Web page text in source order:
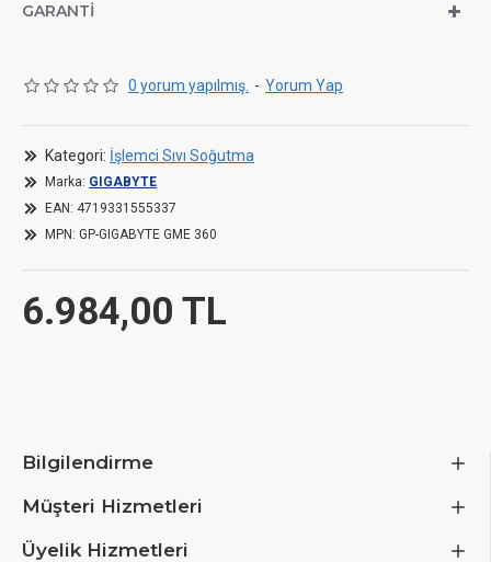
Size, mm :
GARANTI
0 yorum yapılmış. - Yorum Yap
6.984,00 TL
Kategori: İşlemci Sıvı Soğutma
Marka: GIGABYTE
EAN: 4719331555337
MPN: GP-GIGABYTE GME 360
Bilgilendirme
Müşteri Hizmetleri
Üyelik Hizmetleri